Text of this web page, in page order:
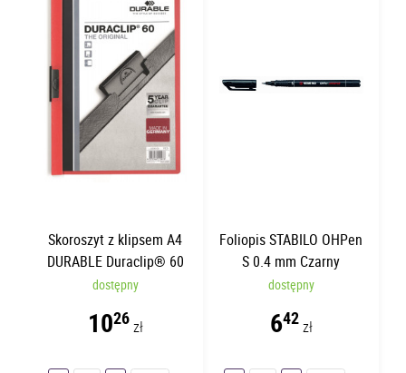
Skoroszyt z klipsem A4
DURABLE Duraclip® 60
Czerwony | 60 kartek
dostępny
1026zł
Foliopis STABILO OHPen
S 0.4 mm Czarny
dostępny
642zł